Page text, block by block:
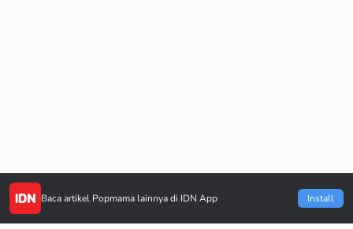
Baca artikel Popmama lainnya di IDN App Install